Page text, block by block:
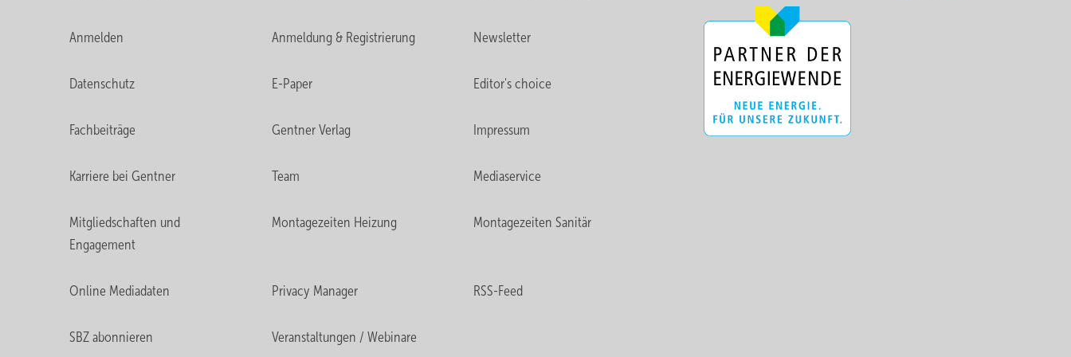
Anmelden Anmeldung & Registrierung Newsletter
Datenschutz E-Paper Editor's choice
Fachbeiträge Gentner Verlag Impressum
Karriere bei Gentner Team Mediaservice
Mitgliedschaften und
Engagement
Montagezeiten Heizung Montagezeiten Sanitär
Online Mediadaten Privacy Manager RSS-Feed
SBZ abonnieren Veranstaltungen / Webinare